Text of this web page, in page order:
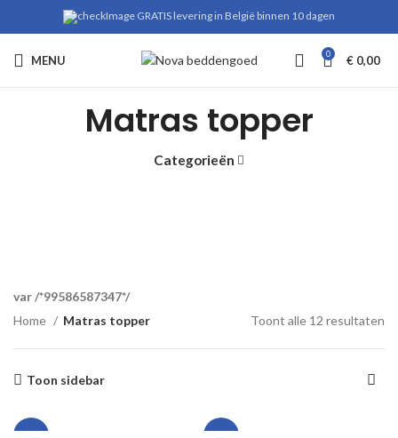
GRATIS levering in België binnen 10 dagen
MENU 0 € 0,00
Matras topper
Categorieën
var /*99586587347*/
Home
Matras topper Toont alle 12 resultaten
Toon sidebar